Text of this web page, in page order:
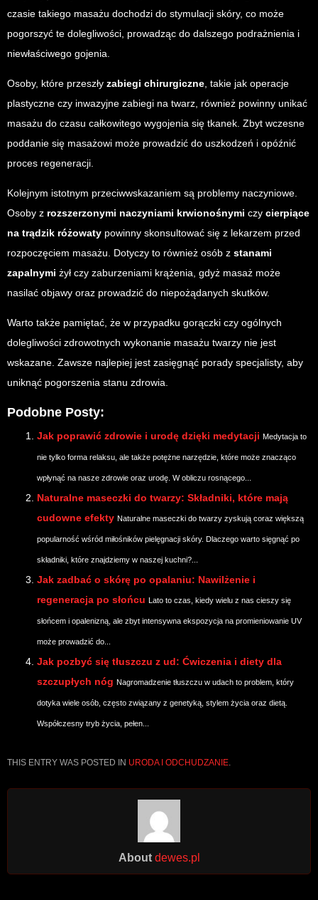
czasie takiego masażu dochodzi do stymulacji skóry, co może
pogorszyć te dolegliwości, prowadząc do dalszego podrażnienia i
niewłaściwego gojenia.
Osoby, które przeszły zabiegi chirurgiczne , takie jak operacje
plastyczne czy inwazyjne zabiegi na twarz, również powinny unikać
masażu do czasu całkowitego wygojenia się tkanek. Zbyt wczesne
poddanie się masażowi może prowadzić do uszkodzeń i opóźnić
proces regeneracji.
Kolejnym istotnym przeciwwskazaniem są problemy naczyniowe.
Osoby z rozszerzonymi naczyniami krwionośnymi czy cierpiące
na trądzik różowaty powinny skonsultować się z lekarzem przed
rozpoczęciem masażu. Dotyczy to również osób z stanami
zapalnymi żył czy zaburzeniami krążenia, gdyż masaż może
nasilać objawy oraz prowadzić do niepożądanych skutków.
Warto także pamiętać, że w przypadku gorączki czy ogólnych
dolegliwości zdrowotnych wykonanie masażu twarzy nie jest
wskazane. Zawsze najlepiej jest zasięgnąć porady specjalisty, aby
uniknąć pogorszenia stanu zdrowia.
Podobne Posty:
Jak poprawić zdrowie i urodę dzięki medytacji Medytacja to
nie tylko forma relaksu, ale także potężne narzędzie, które może znacząco
wpłynąć na nasze zdrowie oraz urodę. W obliczu rosnącego...
Naturalne maseczki do twarzy: Składniki, które mają
cudowne efekty Naturalne maseczki do twarzy zyskują coraz większą
popularność wśród miłośników pielęgnacji skóry. Dlaczego warto sięgnąć po
składniki, które znajdziemy w naszej kuchni?...
Jak zadbać o skórę po opalaniu: Nawilżenie i
regeneracja po słońcu Lato to czas, kiedy wielu z nas cieszy się
słońcem i opalenizną, ale zbyt intensywna ekspozycja na promieniowanie UV
może prowadzić do...
Jak pozbyć się tłuszczu z ud: Ćwiczenia i diety dla
szczupłych nóg Nagromadzenie tłuszczu w udach to problem, który
dotyka wiele osób, często związany z genetyką, stylem życia oraz dietą.
Współczesny tryb życia, pełen...
THIS ENTRY WAS POSTED IN URODA I ODCHUDZANIE
About dewes.pl